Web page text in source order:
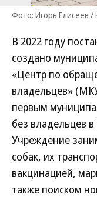
Фото: Игорь Елисеев /
В 2022 году
создано
«Центр по
владельцев»
первым
без владельцев
Учреждение
собак, их
вакцинацией,
также поиском